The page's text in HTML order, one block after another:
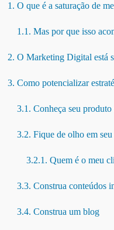
1. O que é a saturação de
1.1. Mas por que isso
2. O Marketing Digital está
3. Como potencializar
3.1. Conheça seu
3.2. Fique de olho em
3.2.1. Quem é o meu
3.3. Construa conteúdos
3.4. Construa um blog